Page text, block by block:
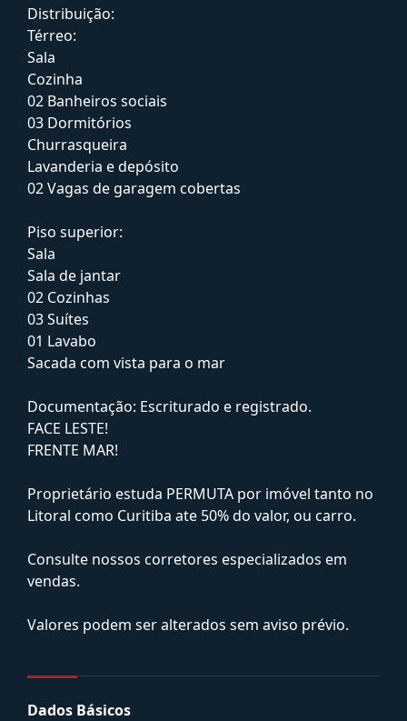
Distribuição:
Térreo:
Sala
Cozinha
02 Banheiros sociais
03 Dormitórios
Churrasqueira
Lavanderia e depósito
02 Vagas de garagem cobertas
Piso superior:
Sala
Sala de jantar
02 Cozinhas
03 Suítes
01 Lavabo
Sacada com vista para o mar
Documentação: Escriturado e registrado.
FACE LESTE!
FRENTE MAR!
Proprietário estuda PERMUTA por imóvel tanto no
Litoral como Curitiba ate 50% do valor, ou carro.
Consulte nossos corretores especializados em
vendas.
Valores podem ser alterados sem aviso prévio.
Dados Básicos